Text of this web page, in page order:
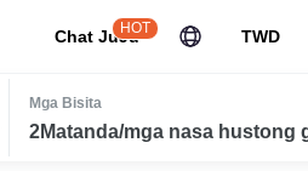
Chat JuJu
HOT TWD
Mga Bisita
2Matanda/mga nasa hustong